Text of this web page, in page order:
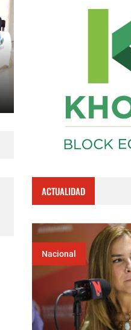
ACTUALIDAD
Nacional